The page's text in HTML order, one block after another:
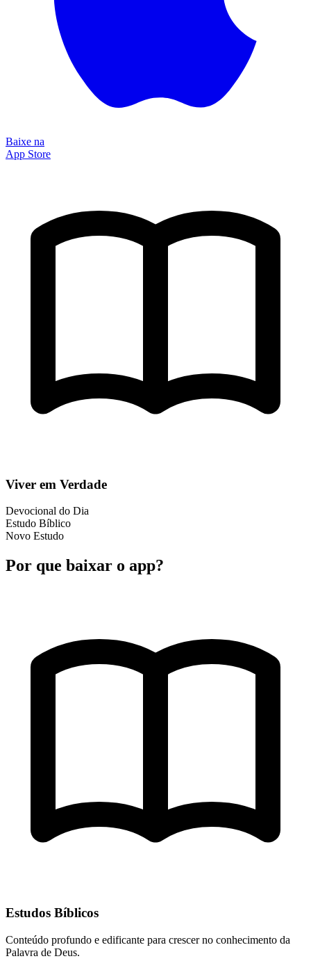
Baixe na
App Store
Viver em Verdade
Devocional do Dia
Estudo Bíblico
Novo Estudo
Por que baixar o app?
Estudos Bíblicos
Conteúdo profundo e edificante para crescer no conhecimento da
Palavra de Deus.